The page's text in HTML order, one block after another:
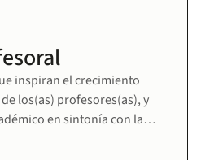
inspiran el crecimiento
los(as) profesores(as), y
en sintonía con la